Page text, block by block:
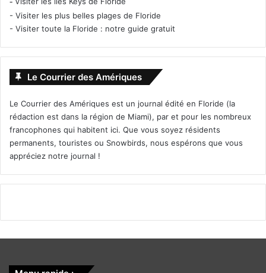
- Visiter les plus belles plages de Floride
- Visiter toute la Floride : notre guide gratuit
Le Courrier des Amériques
Le Courrier des Amériques est un journal édité en Floride (la
rédaction est dans la région de Miami), par et pour les nombreux
francophones qui habitent ici. Que vous soyez résidents
permanents, touristes ou Snowbirds, nous espérons que vous
appréciez notre journal !